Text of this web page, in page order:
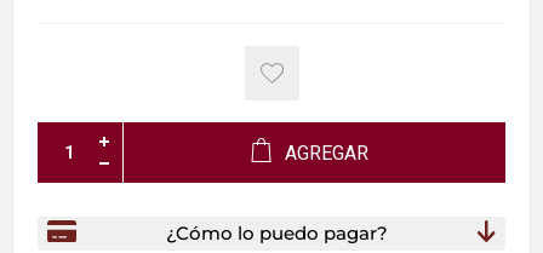
AGREGAR
¿Cómo lo puedo pagar?